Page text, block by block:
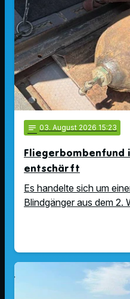
notes 03. August 2026 15:23
Fliegerbombenfund
entschärft
Es handelte sich um
Blindgänger aus dem 2.